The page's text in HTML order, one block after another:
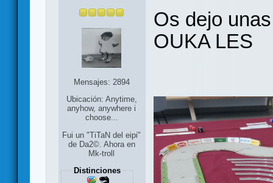
Mensajes: 2894
Ubicación: Anytime,
anyhow, anywhere i
choose...
Fui un "TiTaN del eipi"
de Da2©. Ahora en
Mk-troll
Distinciones
Os dejo
OUKA LES